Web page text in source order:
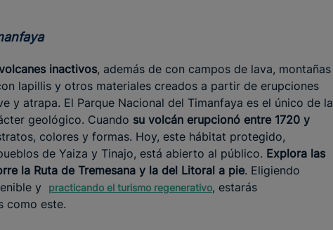
inactivos, además de con campos de lava, montañas
lapillis y otros materiales creados a partir de erupciones
y atrapa. El Parque Nacional del Timanfaya es el único de la
geológico. Cuando su volcán erupcionó entre 1720 y
colores y formas. Hoy, este hábitat protegido,
de Yaiza y Tinajo, está abierto al público. Explora las
la Ruta de Tremesana y la del Litoral a pie. Eligiendo
y
practicando el turismo regenerativo, estarás
como este.